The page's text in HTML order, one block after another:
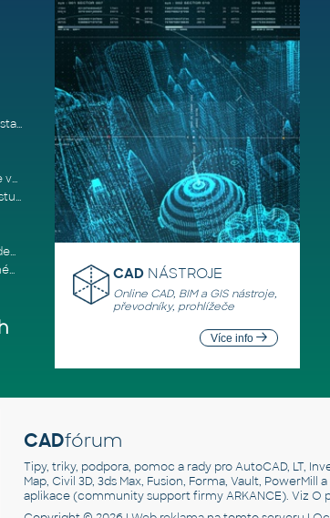
Bluebeam v propojeném pracovním postupu ve stavebnictví: Proč je int
Tři překážky rozšiřování využití umělé inteligence ve stavebním prům
Autodesk Flex (platba za použití) je nyní ještě dostupnější
Udržujte vaše týmy produktivní díky podpoře vedené odborníky
Od experimentování s umělou inteligencí k reálnému dopadu na podniká
CAD NÁSTROJE
Online CAD, BIM a GIS nástroje,
převodníky, prohlížeče
Více info
CADfórum
Tipy, triky, podpora, pomoc a rady pro AutoCAD, LT,
Map, Civil 3D, 3ds Max, Fusion, Forma, Vault, PowerMill
aplikace (community support firmy ARKANCE). Viz O